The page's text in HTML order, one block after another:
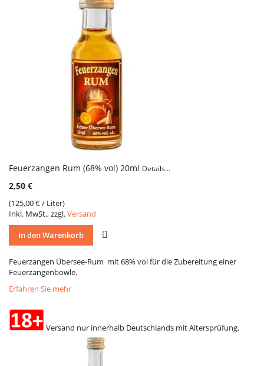
Feuerzangen Rum (68% vol) 20ml Details...
2,50 €
(125,00 €/ Liter)
Inkl. MwSt., zzgl.Versand
In den Warenkorb
Feuerzangen Übersee-Rum mit 68% vol für die Zubereitung einer
Feuerzangenbowle.
Erfahren Sie mehr
Versand nur innerhalb Deutschlands mit Altersprüfung.